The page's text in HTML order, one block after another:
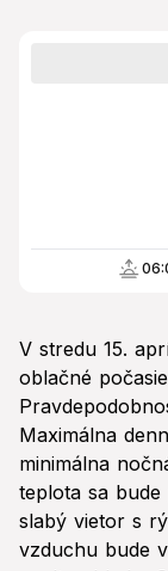
V stredu 15.
oblačné
Maximálna
minimálna
teplota sa bude
slabý vietor s
vzduchu bude